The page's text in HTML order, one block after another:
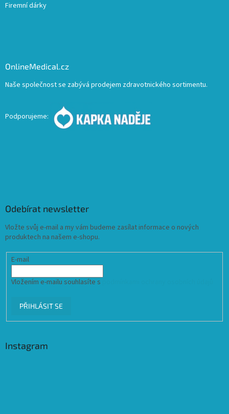
Firemní dárky
OnlineMedical.cz
Naše společnost se zabývá prodejem zdravotnického sortimentu.
Podporujeme:
Odebírat newsletter
Vložte svůj e-mail a my vám budeme zasílat informace o nových
produktech na našem e-shopu.
E-mail
Vložením e-mailu souhlasíte s
PŘIHLÁSIT SE
Instagram